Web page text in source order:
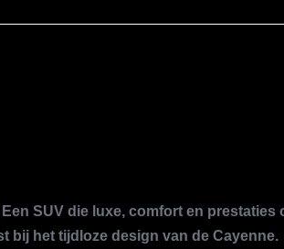
elektrisch verstelbaar
SUV die luxe, comfort en
bij het tijdloze design van de Cayenne.